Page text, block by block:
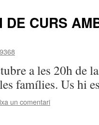
DE CURS
a les 20h de
famílies. Us hi
un comentari